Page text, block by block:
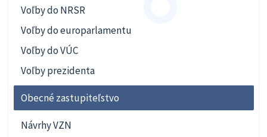
Voľby do NRSR
Voľby do europarlamentu
Voľby do VÚC
Voľby prezidenta
Obecné zastupiteľstvo
Návrhy VZN